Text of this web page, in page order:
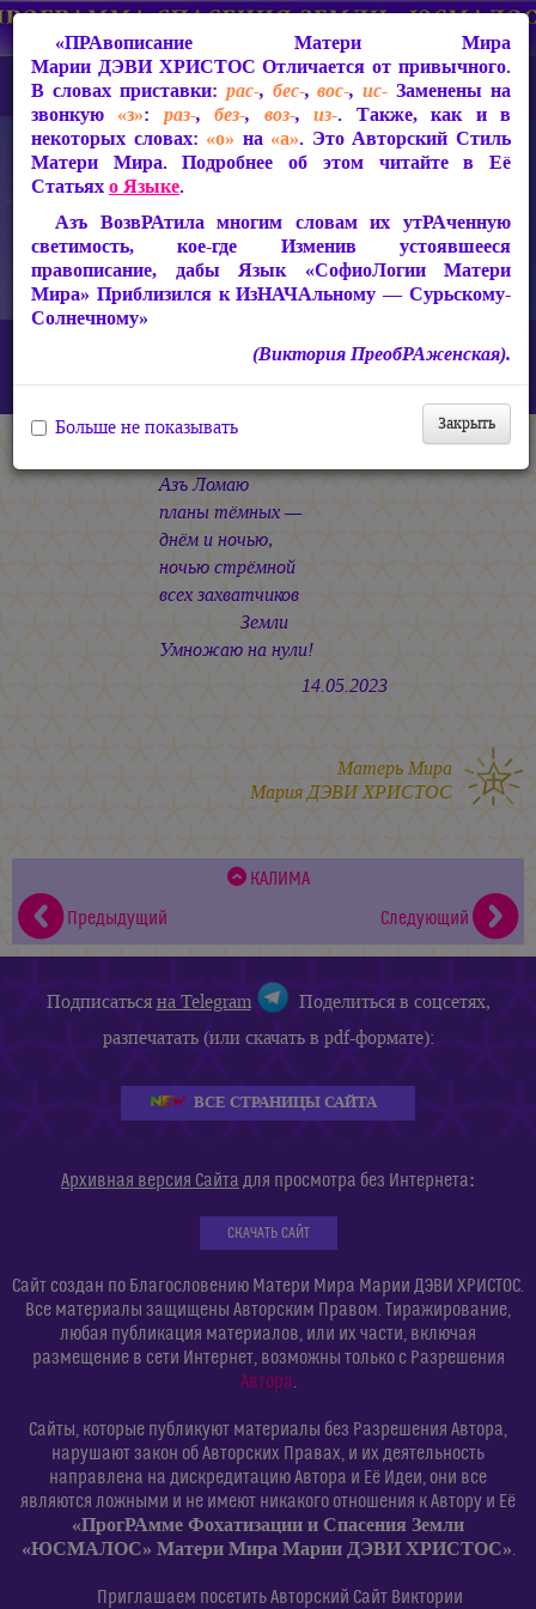
СакРАльная Поэзия Матери Мира
КАЛИМА
«Азъ Ломаю планы тёмных…»
Азъ Ломаю
планы тёмных —
днём и ночью,
ночью стрёмной
всех захватчиков
Земли
Умножаю на нули!
14.05.2023
Матерь Мира
Мария ДЭВИ ХРИСТОС
КАЛИМА
Предыдущий
Следующий
«ПРАвописание Матери Мира
Марии ДЭВИ ХРИСТОС Отличается от привычного.
В словах приставки: рас-, бес-,вос-,ис- Заменены на
звонкую «з»: раз-,без-, воз-,из-. Также, как и в
некоторых словах: «о» на «а». Это Авторский Стиль
Матери Мира. Подробнее об этом читайте в Её
Статьяхо Языке.
Азъ ВозвРАтила многим словам их утРАченную
светимость, кое-где Изменив устоявшееся
правописание, дабы Язык «СофиоЛогии Матери
Мира» Приблизился к ИзНАЧАльному — Сурьскому-
Солнечному»
(Виктория ПреобРАженская).
Закрыть
Больше не показывать
Подписатьсяна Telegram
Поделиться в соцсетях,
разпечатать (или скачать в pdf-формате):
ВСЕ СТРАНИЦЫ САЙТА
Архивная версия Сайта для просмотра без Интернета:
СКАЧАТЬ САЙТ
Сайт создан по Благословению Матери Мира Марии ДЭВИ ХРИСТОС.
Все материалы защищены Авторским Правом. Тиражирование,
любая публикация материалов, или их части, включая
размещение в сети Интернет, возможны только с Разрешения
Автора.
Сайты, которые публикуют материалы без Разрешения Автора,
нарушают закон об Авторских Правах, и их деятельность
направлена на дискредитацию Автора и Её Идеи, они все
являются ложными и не имеют никакого отношения к Автору и Её
«ПрогРАмме Фохатизации и Спасения Земли
«ЮСМАЛОС» Матери Мира Марии ДЭВИ ХРИСТОС».
Приглашаем посетить Авторский Сайт Виктории